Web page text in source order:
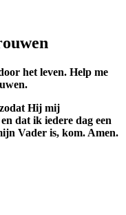
het leven. Help me
Hij mij
dat ik iedere dag een
Vader is, kom. Amen.